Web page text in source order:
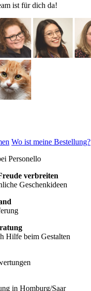
ist für dich da!
Wo ist meine Bestellung?
Personello
verbreiten
Geschenkideen
Hilfe beim Gestalten
in Homburg/Saar